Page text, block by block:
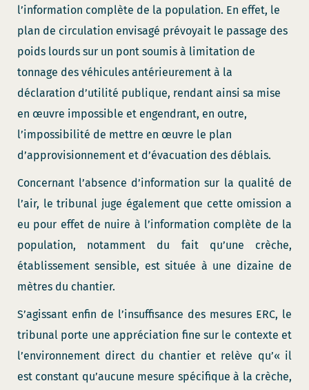
l’information complète de la population. En effet, le
plan de circulation envisagé prévoyait le passage des
poids lourds sur un pont soumis à limitation de
tonnage des véhicules antérieurement à la
déclaration d’utilité publique, rendant ainsi sa mise
en œuvre impossible et engendrant, en outre,
l’impossibilité de mettre en œuvre le plan
d’approvisionnement et d’évacuation des déblais.
Concernant l’absence d’information sur la qualité de
l’air, le tribunal juge également que cette omission a
eu pour effet de nuire à l’information complète de la
population, notamment du fait qu’une crèche,
établissement sensible, est située à une dizaine de
mètres du chantier.
S’agissant enfin de l’insuffisance des mesures ERC, le
tribunal porte une appréciation fine sur le contexte et
l’environnement direct du chantier et relève qu’« il
est constant qu’aucune mesure spécifique à la crèche,